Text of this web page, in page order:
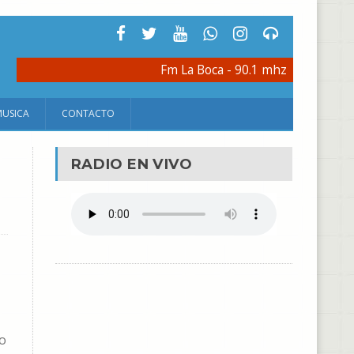
Fm La Boca - 90.1 mhz
CONTACTO
RADIO EN VIVO